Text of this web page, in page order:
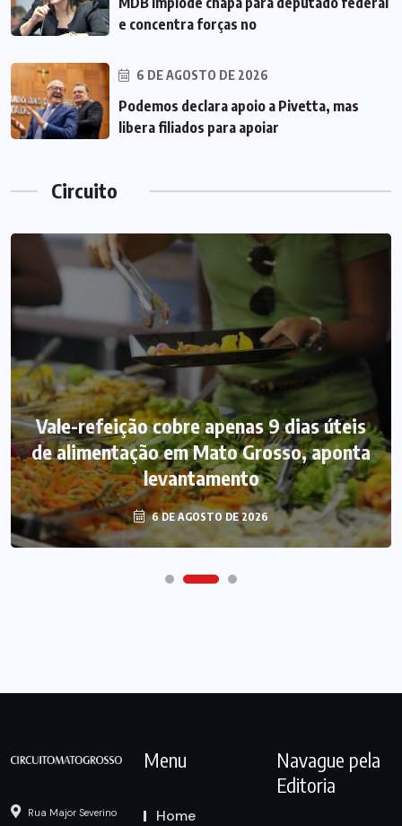
e concentra forças no
6 DE AGOSTO DE 2026
Podemos declara apoio a Pivetta, mas
libera filiados para apoiar
Circuito
Vale-refeição cobre apenas 9 dias úteis
de alimentação em Mato Grosso, aponta
levantamento
6 DE AGOSTO DE 2026
Rua Major Severino
Menu
Home
Navague pela
Editoria